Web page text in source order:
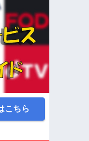
こちら